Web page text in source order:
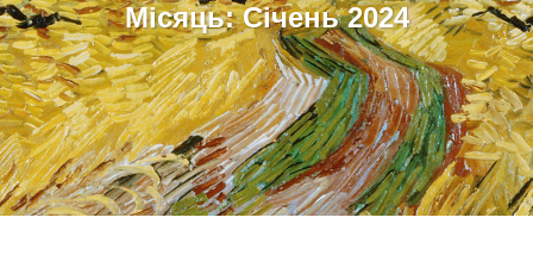
Місяць:Січень 2024